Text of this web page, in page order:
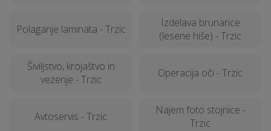
Polaganje laminata - Trzic
Izdelava brunarice
(lesene hiše) - Trzic
Šiviljstvo, krojaštvo in
vezenje - Trzic
Operacija oči - Trzic
Avtoservis - Trzic
Najem foto stojnice -
Trzic